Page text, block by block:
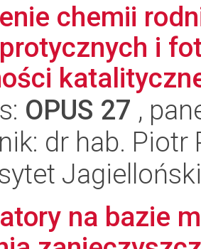
chemii
i
OPUS 27 ,
dr hab. Piotr
Jagielloński
na bazie